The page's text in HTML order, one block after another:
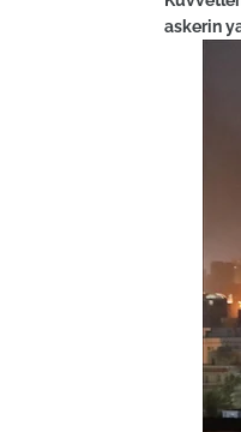
askerin